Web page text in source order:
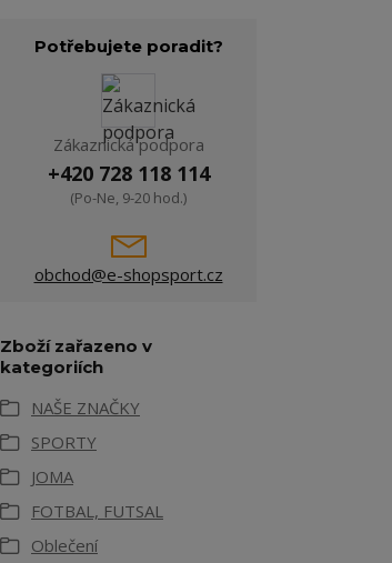
Potřebujete poradit?
Zákaznická podpora
+420 728 118 114
(Po-Ne, 9-20 hod.)
obchod@e-shopsport.cz
Zboží zařazeno v
kategoriích
NAŠE ZNAČKY
SPORTY
JOMA
FOTBAL, FUTSAL
Oblečení